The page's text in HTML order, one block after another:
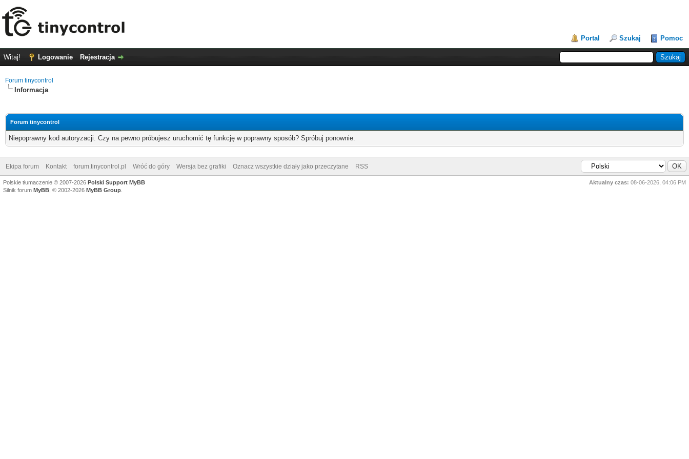
Portal Szukaj Pomoc
Witaj! Logowanie Rejestracja
Forum tinycontrol
Informacja
Forum tinycontrol
Niepoprawny kod autoryzacji. Czy na pewno próbujesz uruchomić tę funkcję w poprawny sposób? Spróbuj ponownie.
Ekipa forum Kontakt forum.tinycontrol.pl Wróć do góry Wersja bez grafiki Oznacz wszystkie działy jako przeczytane RSS
Aktualny czas: 08-06-2026, 04:06 PM
Polskie tłumaczenie © 2007-2026 Polski Support MyBB
Silnik forum MyBB , © 2002-2026 MyBB Group